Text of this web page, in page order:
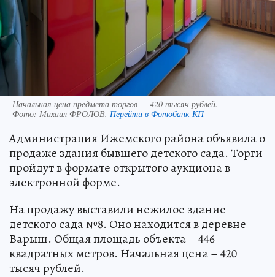
Начальная цена предмета торгов — 420 тысяч рублей.
Фото: Михаил ФРОЛОВ. Перейти в Фотобанк КП
Администрация Ижемского района объявила о
продаже здания бывшего детского сада. Торги
пройдут в формате открытого аукциона в
электронной форме.
На продажу выставили нежилое здание
детского сада №8. Оно находится в деревне
Варыш. Общая площадь объекта – 446
квадратных метров. Начальная цена – 420
тысяч рублей.